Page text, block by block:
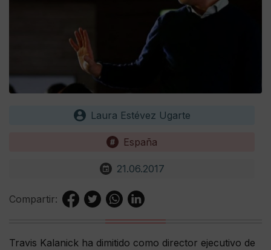
Laura Estévez Ugarte
España
21.06.2017
Compartir:
Travis Kalanick ha dimitido como director ejecutivo de